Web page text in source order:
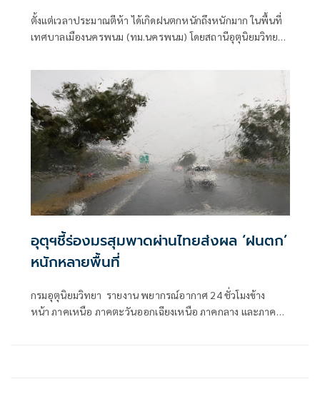
ตั้งแต่เวลาประมาณตีห้า ได้เกิดฝนตกหนักถึงหนักมาก ในพื้นที่
เทศบาลเมืองนครพนม (ทม.นครพนม) โดยสถานีอุตุนิยมวิทยา
อุตุฯชี้ร่องมรสุมพาดผ่านไทยส่งผล ‘ฝนตก’
หนักหลายพื้นที่
กรมอุตุนิยมวิทยา รายงาน พยากรณ์อากาศ 24 ชั่วโมงข้าง
หน้า ภาคเหนือ ภาคตะวันออกเฉียงเหนือ ภาคกลาง และภาค